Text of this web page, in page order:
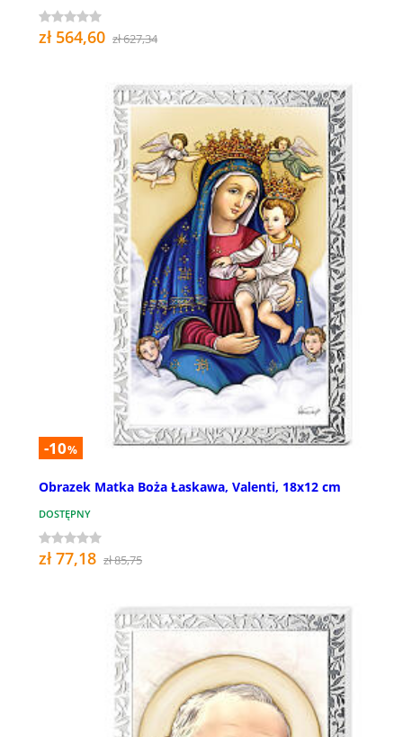
zł 564,60 zł 627,34
-10%
Obrazek Matka Boża Łaskawa, Valenti, 18x12 cm
DOSTĘPNY
zł 77,18 zł 85,75